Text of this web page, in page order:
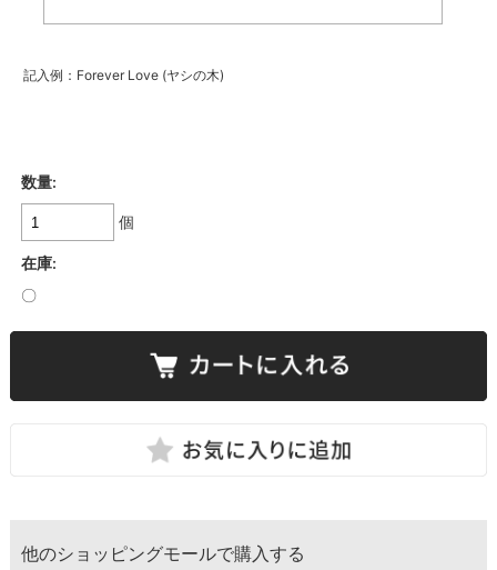
記入例：Forever Love (ヤシの木)
数量:
個
在庫:
〇
他のショッピングモールで購入する